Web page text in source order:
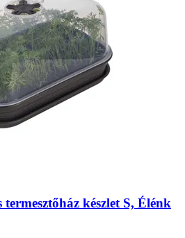
termesztőház készlet S, Élénk